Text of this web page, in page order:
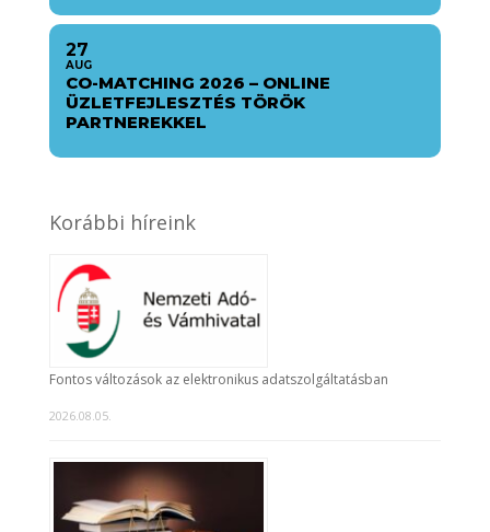
27
AUG
CO-MATCHING 2026 – ONLINE
ÜZLETFEJLESZTÉS TÖRÖK
PARTNEREKKEL
Korábbi híreink
Fontos változások az elektronikus adatszolgáltatásban
2026.08.05.